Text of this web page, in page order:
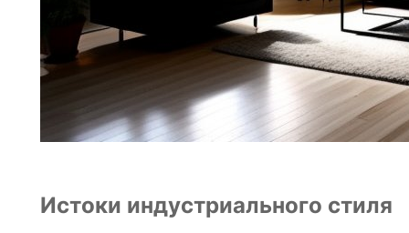
Истоки индустриального стиля